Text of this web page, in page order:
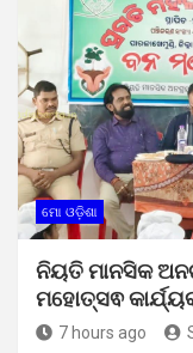
ମୋ ଓଡ଼ିଶା
ନିୟତି ମାନସିକ
ମହୋତ୍ସଵ
7 hours ago